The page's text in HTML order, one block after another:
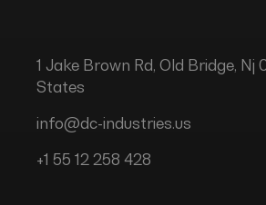
1 Jake Brown Rd, Old Bridge, Nj
States
info@dc-industries.us
+1 55 12 258 428